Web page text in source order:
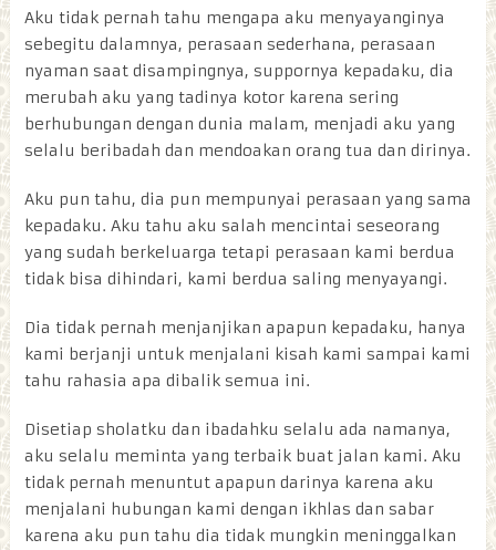
Aku tidak pernah tahu mengapa aku menyayanginya
sebegitu dalamnya, perasaan sederhana, perasaan
nyaman saat disampingnya, suppornya kepadaku, dia
merubah aku yang tadinya kotor karena sering
berhubungan dengan dunia malam, menjadi aku yang
selalu beribadah dan mendoakan orang tua dan dirinya.
Aku pun tahu, dia pun mempunyai perasaan yang sama
kepadaku. Aku tahu aku salah mencintai seseorang
yang sudah berkeluarga tetapi perasaan kami berdua
tidak bisa dihindari, kami berdua saling menyayangi.
Dia tidak pernah menjanjikan apapun kepadaku, hanya
kami berjanji untuk menjalani kisah kami sampai kami
tahu rahasia apa dibalik semua ini.
Disetiap sholatku dan ibadahku selalu ada namanya,
aku selalu meminta yang terbaik buat jalan kami. Aku
tidak pernah menuntut apapun darinya karena aku
menjalani hubungan kami dengan ikhlas dan sabar
karena aku pun tahu dia tidak mungkin meninggalkan